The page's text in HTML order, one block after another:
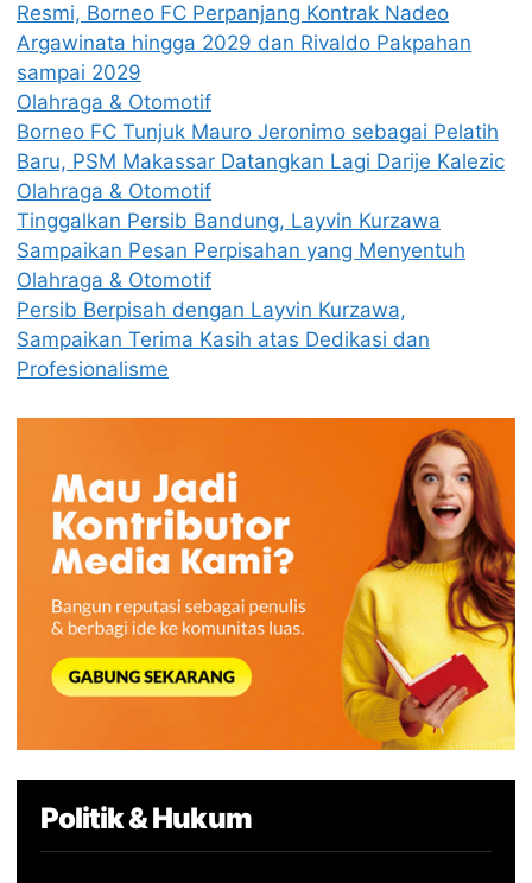
Resmi, Borneo FC Perpanjang Kontrak Nadeo
Argawinata hingga 2029 dan Rivaldo Pakpahan
sampai 2029
Olahraga & Otomotif
Borneo FC Tunjuk Mauro Jeronimo sebagai Pelatih
Baru, PSM Makassar Datangkan Lagi Darije Kalezic
Olahraga & Otomotif
Tinggalkan Persib Bandung, Layvin Kurzawa
Sampaikan Pesan Perpisahan yang Menyentuh
Olahraga & Otomotif
Persib Berpisah dengan Layvin Kurzawa,
Sampaikan Terima Kasih atas Dedikasi dan
Profesionalisme
Politik & Hukum